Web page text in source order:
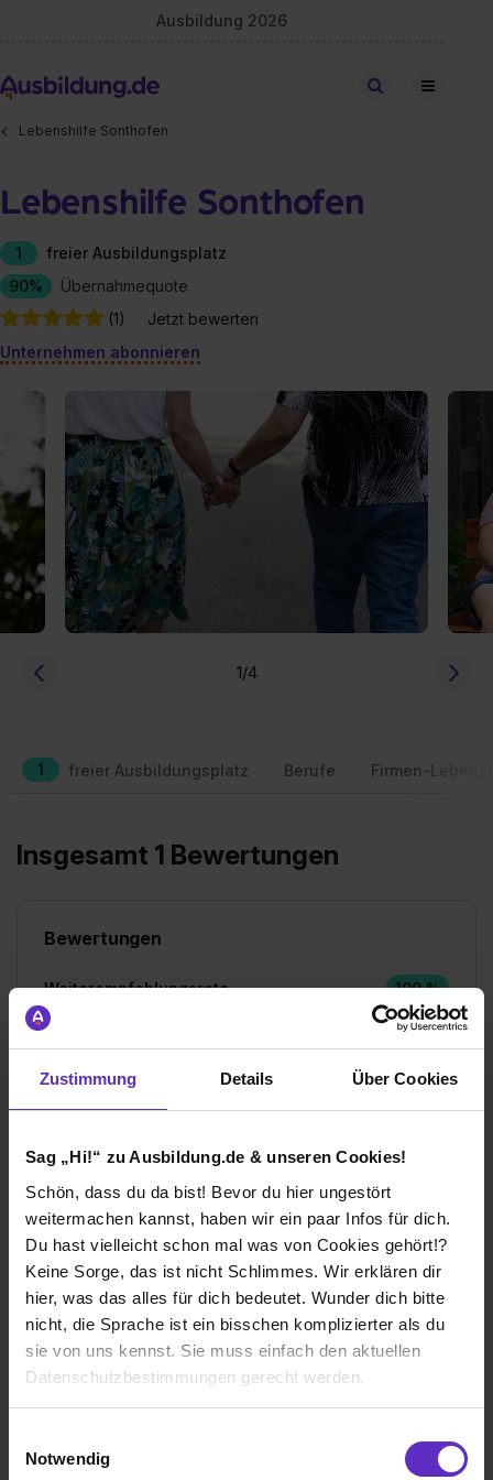
Zustimmung Details Über Cookies
Sag „Hi!“ zu Ausbildung.de & unseren Cookies!
Schön, dass du da bist! Bevor du hier ungestört
weitermachen kannst, haben wir ein paar Infos für dich.
Du hast vielleicht schon mal was von Cookies gehört!?
Keine Sorge, das ist nicht Schlimmes. Wir erklären dir
hier, was das alles für dich bedeutet. Wunder dich bitte
nicht, die Sprache ist ein bisschen komplizierter als du
sie von uns kennst. Sie muss einfach den aktuellen
Datenschutzbestimmungen gerecht werden.
Notwendig
Ausbildung 2026
Stellen finden
Lebenshilfe Sonthofen
Lebenshilfe Sonthofen
1
freier Ausbildungsplatz
90%
Übernahmequote
(1)
Jetzt bewerten
Unternehmen abonnieren
1/4
1 freier Ausbildungsplatz Berufe Firmen-
Insgesamt 1 Bewertungen
Bewertungen
Weiterempfehlungsrate 100 %
Aufgaben & Lernerfolg
Spaßfaktor & Atmosphäre
Bewerte jetzt deine Ausbildung